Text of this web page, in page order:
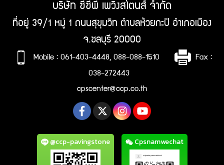
บริษัท ซีซีพี เพวิ่งสโตนส์ จำกัด
ที่อยู่ 39/1 หมู่ 1 ถนนสุขุมวิท ตำบลห้วยกะปิ อำเภอเมือง
จ.ชลบุรี 20000
Mobile : 061-403-4448, 088-088-1510 Fax :
038-272443
cpscenter@ccp.co.th
@ccp-pavingstone Cpsnamwechat